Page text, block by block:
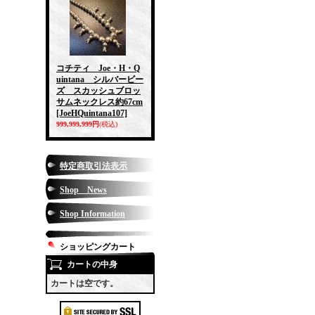
コチティ Joe・H・Q
uintana シルバービー
ズ スカッシュブロッ
サムネックレス約67cm
[JoeHQuintana107]
999,999,999円(税込)
特定商取引法表示
Shop News
Shop Information
ショッピングカート
カートの中身
カートは空です。